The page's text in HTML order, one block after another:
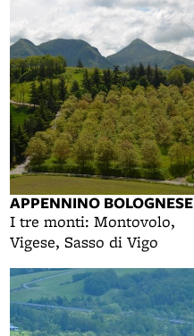
APPENNINO BOLOGNESE
I tre monti: Montovolo,
Vigese, Sasso di Vigo